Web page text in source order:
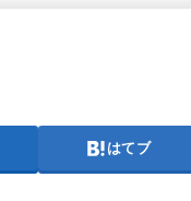
はてブ